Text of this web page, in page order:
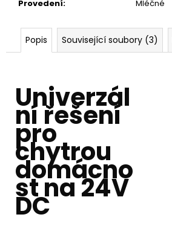
Provedení: Mléčné
Popis Související soubory (3)
Univerzál
ní řešení
pro
chytrou
domácno
st na 24V
DC